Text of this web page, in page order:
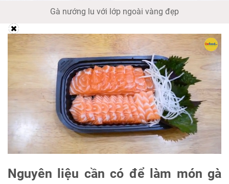
Gà nướng lu với lớp ngoài vàng đẹp
Nguyên liệu cần có để làm món gà